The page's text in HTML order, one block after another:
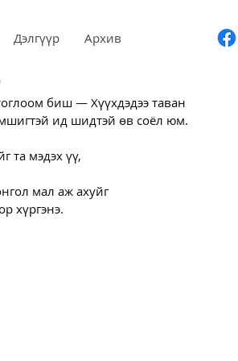
Дэлгүүр Архив
биш — Хүүхдэдээ таван
ид шидтэй өв соёл юм.
та мэдэх үү,
мал аж ахуйг
хүргэнэ.